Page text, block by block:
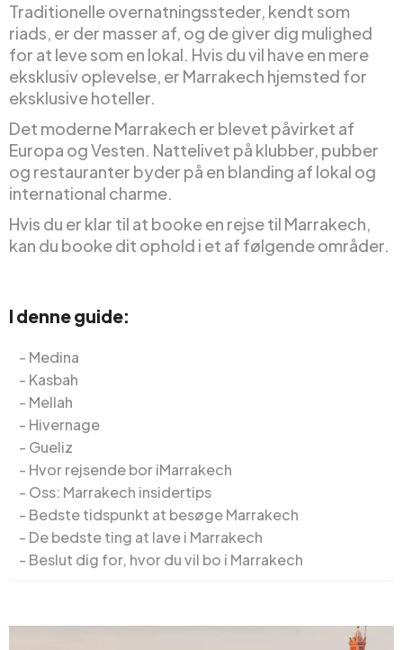
Traditionelle overnatningssteder, kendt som
riads, er der masser af, og de giver dig mulighed
for at leve som en lokal. Hvis du vil have en mere
eksklusiv oplevelse, er Marrakech hjemsted for
eksklusive hoteller.
Det moderne Marrakech er blevet påvirket af
Europa og Vesten. Nattelivet på klubber, pubber
og restauranter byder på en blanding af lokal og
international charme.
Hvis du er klar til at booke en rejse til Marrakech,
kan du booke dit ophold i et af følgende områder.
I denne guide:
Medina
Kasbah
Mellah
Hivernage
Gueliz
Hvor rejsende bor iMarrakech
Oss: Marrakech insidertips
Bedste tidspunkt at besøge Marrakech
De bedste ting at lave i Marrakech
Beslut dig for, hvor du vil bo i Marrakech